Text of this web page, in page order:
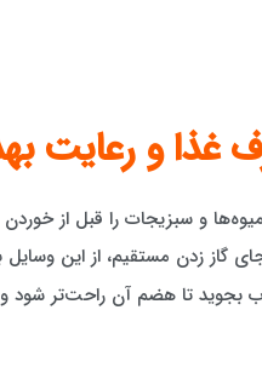
غذا و رعایت
و سبزیجات را قبل از
گاز زدن مستقیم، از این
بجوید تا هضم آن راحت‌تر شود